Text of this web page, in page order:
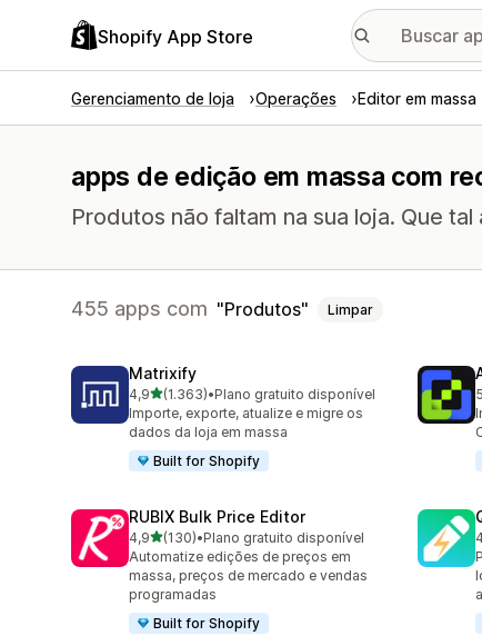
Shopify App Store
Gerenciamento de loja Operações Editor em massa
apps de edição em massa com
Produtos não faltam na sua loja. Que
455 apps com Produtos Limpar
Matrixify
4,9de 5 estrelas
(1.363)
1363 avaliações ao todo
•Plano gratuito disponível
Importe, exporte, atualize e migre os
dados da loja em massa
Built for Shopify
RUBIX Bulk Price Editor
4,9de 5 estrelas
(130)
130 avaliações ao todo
•Plano gratuito disponível
Automatize edições de preços em
massa, preços de mercado e vendas
programadas
Built for Shopify